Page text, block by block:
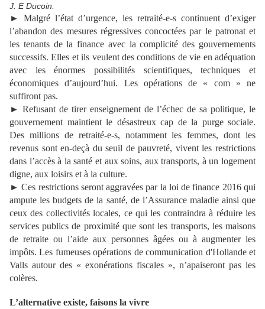
J. E Ducoin.
► Malgré l’état d’urgence, les retraité-e-s continuent d’exiger
l’abandon des mesures régressives concoctées par le patronat et
les tenants de la finance avec la complicité des gouvernements
successifs. Elles et ils veulent des conditions de vie en adéquation
avec les énormes possibilités scientifiques, techniques et
économiques d’aujourd’hui. Les opérations de « com » ne
suffiront pas.
► Refusant de tirer enseignement de l’échec de sa politique, le
gouvernement maintient le désastreux cap de la purge sociale.
Des millions de retraité-e-s, notamment les femmes, dont les
revenus sont en-deçà du seuil de pauvreté, vivent les restrictions
dans l’accès à la santé et aux soins, aux transports, à un logement
digne, aux loisirs et à la culture.
► Ces restrictions seront aggravées par la loi de finance 2016 qui
ampute les budgets de la santé, de l’Assurance maladie ainsi que
ceux des collectivités locales, ce qui les contraindra à réduire les
services publics de proximité que sont les transports, les maisons
de retraite ou l’aide aux personnes âgées ou à augmenter les
impôts. Les fumeuses opérations de communication d'Hollande et
Valls autour des « exonérations fiscales », n’apaiseront pas les
colères.
L’alternative existe, faisons la vivre